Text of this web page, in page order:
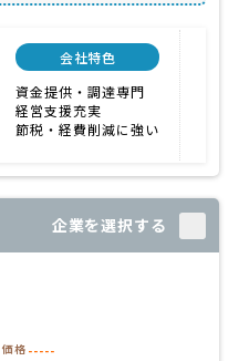
会社特色
資金提供・調達専門
経営支援充実
節税・経費削減に強い
企業を選択する
価格 -----